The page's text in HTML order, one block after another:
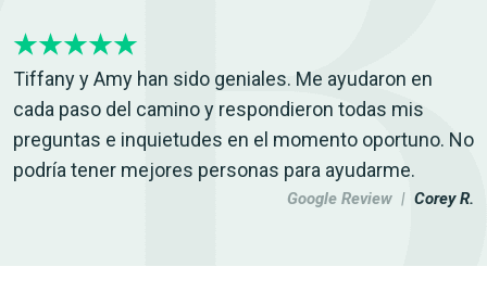
Tiffany y Amy han sido geniales. Me ayudaron en
cada paso del camino y respondieron todas mis
preguntas e inquietudes en el momento oportuno. No
podría tener mejores personas para ayudarme.
Google Review | Corey R.